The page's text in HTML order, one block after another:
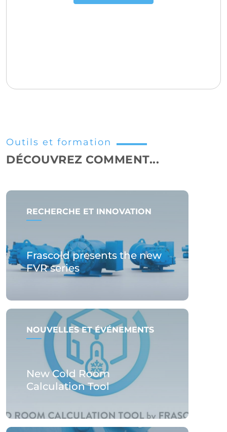
Outils et formation
DÉCOUVREZ COMMENT...
RECHERCHE ET INNOVATION
Frascold presents the new
FVR series
NOUVELLES ET ÉVÉNEMENTS
New Cold Room
Calculation Tool